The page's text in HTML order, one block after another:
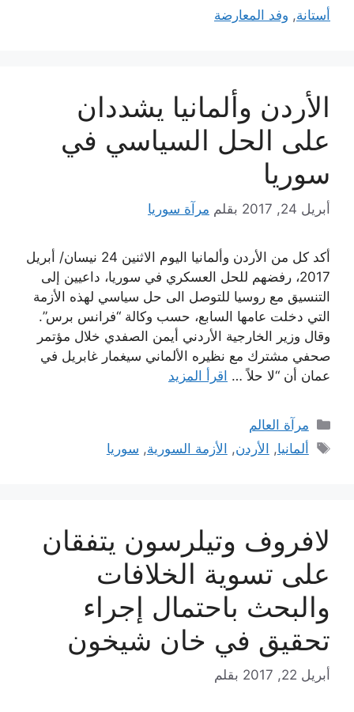
أستانة, وفد المعارضة
الأردن وألمانيا يشددان
على الحل السياسي في
سوريا
أبريل 24, 2017 بقلم مرآة سوريا
أكد كل من الأردن وألمانيا اليوم الاثنين 24 نيسان/ أبريل
2017، رفضهم للحل العسكري في سوريا، داعيين إلى
التنسيق مع روسيا للتوصل الى حل سياسي لهذه الأزمة
التي دخلت عامها السابع، حسب وكالة “فرانس برس”.
وقال وزير الخارجية الأردني أيمن الصفدي خلال مؤتمر
صحفي مشترك مع نظيره الألماني سيغمار غابريل في
عمان أن “لا حلاً … اقرأ المزيد
التصنيفات
مرآة العالم
الوسوم
ألمانيا, الأردن, الأزمة السورية, سوريا
لافروف وتيلرسون يتفقان
على تسوية الخلافات
والبحث باحتمال إجراء
تحقيق في خان شيخون
أبريل 22, 2017 بقلم